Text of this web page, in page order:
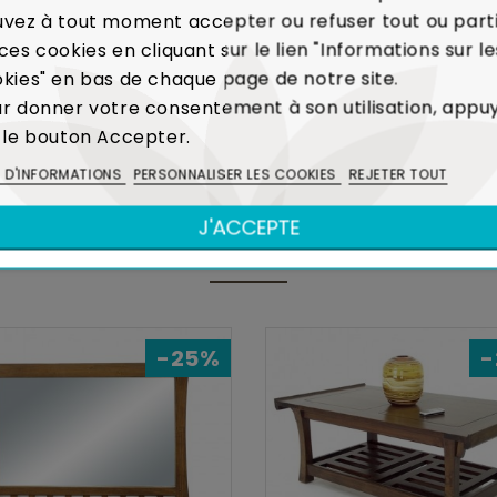
la production de caoutchouc, l'Hévéa était un arbre
de meubles contribue ainsi à limiter
Voir Bois et Environnement
DANS LA MÊME COLLECTION
-25% -
à tout moment accepter ou refuser tout ou
cookies en cliquant sur le lien "Informations sur
en bas de chaque page de notre site.
donner votre consentement à son utilisation,
bouton Accepter.
D'INFORMATIONS PERSONNALISER LES COOKIES REJETER TOUT
J'ACCEPTE